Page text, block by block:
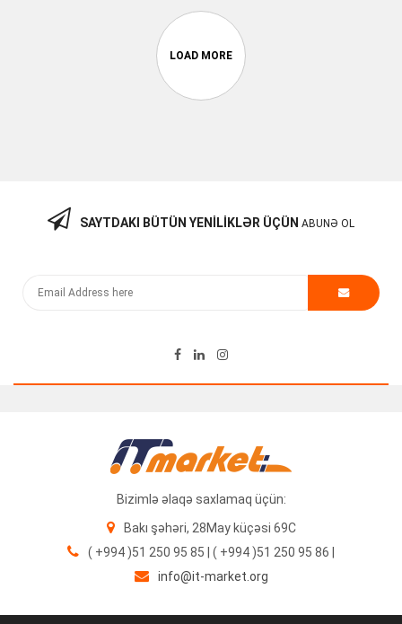
SAYTDAKI BÜTÜN YENILIKLƏR ÜÇÜN ABUNƏ OL
Bizimlə əlaqə saxlamaq üçün:
Bakı şəhəri, 28May küçəsi 69C
( +994 )51 250 95 85 | ( +994 )51 250 95 86 |
info@it-market.org